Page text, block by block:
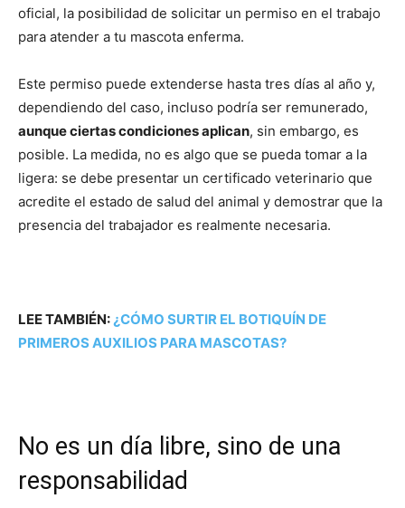
oficial, la posibilidad de solicitar un permiso en el trabajo
para atender a tu mascota enferma.
Este permiso puede extenderse hasta tres días al año y,
dependiendo del caso, incluso podría ser remunerado,
aunque ciertas condiciones aplican, sin embargo, es
posible. La medida, no es algo que se pueda tomar a la
ligera: se debe presentar un certificado veterinario que
acredite el estado de salud del animal y demostrar que la
presencia del trabajador es realmente necesaria.
LEE TAMBIÉN:¿CÓMO SURTIR EL BOTIQUÍN DE
PRIMEROS AUXILIOS PARA MASCOTAS?
No es un día libre, sino de una
responsabilidad